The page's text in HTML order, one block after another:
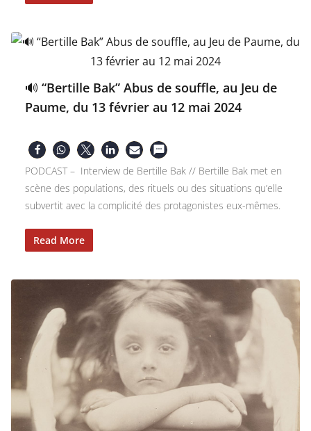
🔊 “Bertille Bak” Abus de souffle, au Jeu de
Paume, du 13 février au 12 mai 2024
PODCAST – Interview de Bertille Bak // Bertille Bak met en
scène des populations, des rituels ou des situations qu’elle
subvertit avec la complicité des protagonistes eux-mêmes.
Read More